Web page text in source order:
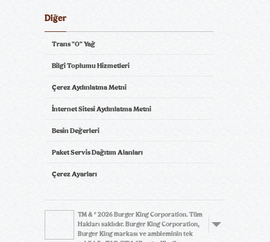
Diğer
Trans "0" Yağ
Bilgi Toplumu Hizmetleri
Çerez Aydınlatma Metni
İnternet Sitesi Aydınlatma Metni
Besin Değerleri
Paket Servis Dağıtım Alanları
Çerez Ayarları
TM & © 2026 Burger King Corporation. Tüm
Hakları saklıdır. Burger King Corporation,
Burger King markası ve ambleminin tek